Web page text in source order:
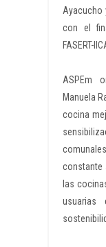
Ayacucho
con el
FASERT-
ASPEm
Manuela
cocina
constante
las